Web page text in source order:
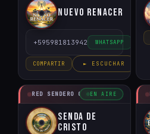
Nuevo Renacer
+595981813942 WHATSAPP
COMPARTIR ► ESCUCHAR
RED SENDERO CRISTIANO
EN AIRE
Senda de
Cristo